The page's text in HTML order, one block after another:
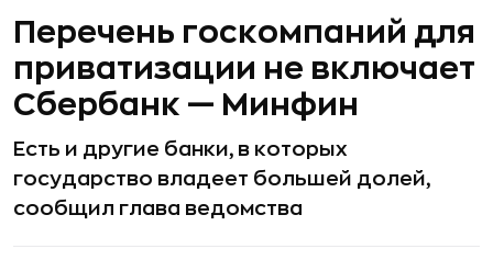
Перечень госкомпаний для
приватизации не включает
Сбербанк — Минфин
Есть и другие банки, в которых
государство владеет большей долей,
сообщил глава ведомства